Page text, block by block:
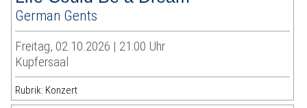
German Gents
Freitag, 02.10.2026 | 21:00 Uhr
Kupfersaal
Rubrik: Konzert